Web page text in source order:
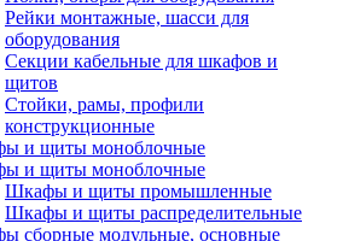
Рейки монтажные, шасси для
оборудования
Секции кабельные для шкафов и
щитов
Стойки, рамы, профили
конструкционные
и щиты моноблочные
и щиты моноблочные
Шкафы и щиты промышленные
Шкафы и щиты распределительные
сборные модульные, основные